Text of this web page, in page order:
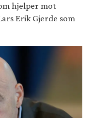
hjelper mot
Erik Gjerde som